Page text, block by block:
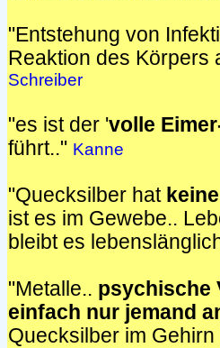
"Entstehung von
Reaktion des Körpers
Schreiber
"es ist der 'volle
führt.." Kanne
"Quecksilber hat
ist es im Gewebe..
bleibt es
"Metalle.. psychische
einfach nur jemand
Quecksilber im Gehirn